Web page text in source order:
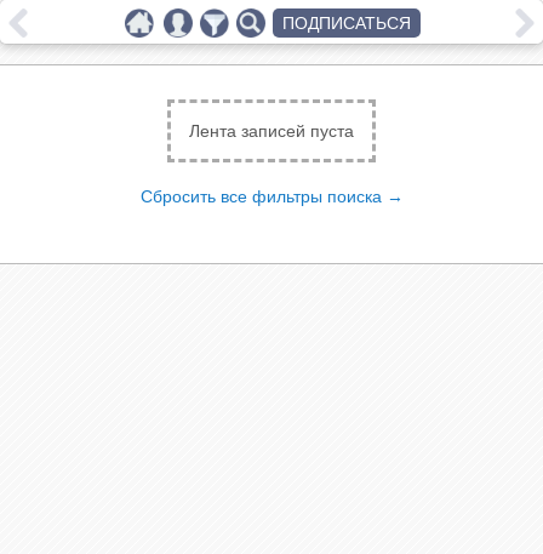
Лента записей пуста
Сбросить все фильтры поиска →
ПОДПИСАТЬСЯ